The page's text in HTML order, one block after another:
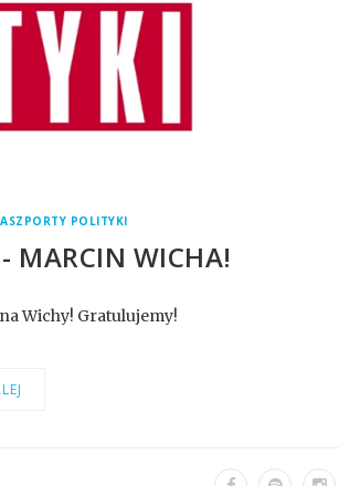
POLITYKI
MARCIN WICHA!
Wichy! Gratulujemy!